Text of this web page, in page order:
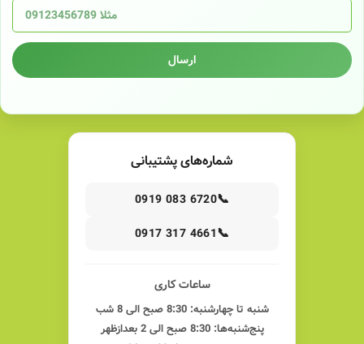
ارسال
شماره‌های پشتیبانی
📞
0919 083 6720
📞
0917 317 4661
ساعات کاری
شنبه تا چهارشنبه: 8:30 صبح الی 8 شب
پنج‌شنبه‌ها: 8:30 صبح الی 2 بعدازظهر